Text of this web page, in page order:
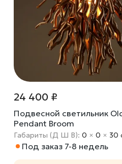
24 400 ₽
Подвесной светильник
Pendant Broom
Габариты (Д Ш В): 0 × 0 × 30
Под заказ 7-8 недель